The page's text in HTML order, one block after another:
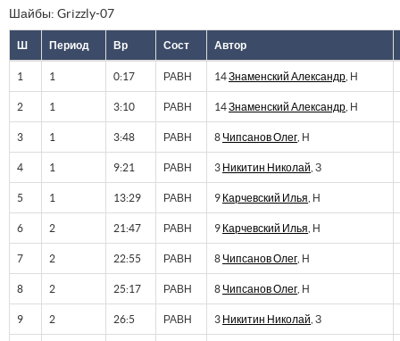
Шайбы: Grizzly-07
Ш Период Вр Сост Автор
1 1 0:17 РАВН 14Знаменский Александр , Н
2 1 3:10 РАВН 14Знаменский Александр , Н
3 1 3:48 РАВН 8 Чипсанов Олег , Н
4 1 9:21 РАВН 3 Никитин Николай , З
5 1 13:29 РАВН 9 Карчевский Илья , Н
6 2 21:47 РАВН 9 Карчевский Илья , Н
7 2 22:55 РАВН 8 Чипсанов Олег , Н
8 2 25:17 РАВН 8 Чипсанов Олег , Н
9 2 26:5 РАВН 3 Никитин Николай , З